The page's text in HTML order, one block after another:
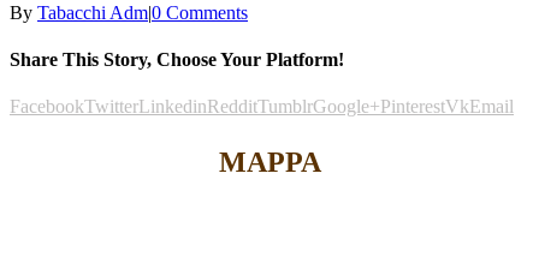
By Tabacchi Adm|0 Comments
Share This Story, Choose Your Platform!
FacebookTwitterLinkedinRedditTumblrGoogle+PinterestVkEmail
MAPPA